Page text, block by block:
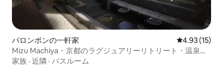
パロンポンの一軒家 レビュー15
4.93 (15)
Mizu Machiya・京都のラグジュアリーリトリート・温泉・
レンバン
家族 · 近隣 · バスルーム